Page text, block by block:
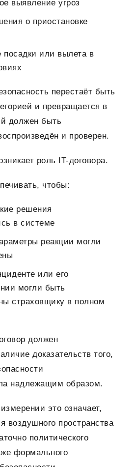
выявление угроз
о приостановке
посадки или вылета в
перестаёт быть
и превращается в
должен быть
и проверен.
роль IT-договора.
чтобы:
решения
в системе
реакции могли
или его
могли быть
страховщику в полном
должен
доказательств того,
надлежащим образом.
это означает,
воздушного пространства
политического
формального